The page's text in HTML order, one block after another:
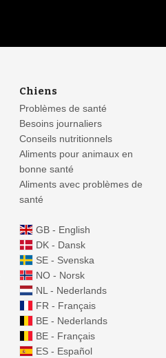
Chiens
Problèmes de santé
Besoins journaliers
Conseils nutritionnels
Aliments pour animaux en
bonne santé
Aliments avec problèmes de
santé
GB - English
DK - Dansk
SE - Svenska
NO - Norsk
NL - Nederlands
FR - Français
BE - Nederlands
BE - Français
ES - Español